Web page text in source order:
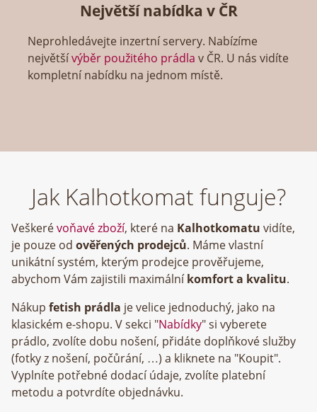
Největší nabídka v ČR
Neprohledávejte inzertní servery. Nabízíme
největšívýběr použitého prádla v ČR. U nás vidíte
kompletní nabídku na jednom místě.
Jak Kalhotkomat funguje?
Veškerévoňavé zboží, které na Kalhotkomatu vidíte,
je pouze od ověřených prodejců. Máme vlastní
unikátní systém, kterým prodejce prověřujeme,
abychom Vám zajistili maximálníkomfort a kvalitu.
Nákup fetish prádla je velice jednoduchý, jako na
klasickém e-shopu. V sekci "Nabídky" si vyberete
prádlo, zvolíte dobu nošení, přidáte doplňkové služby
(fotky z nošení, počůrání, …) a kliknete na "Koupit".
Vyplníte potřebné dodací údaje, zvolíte platební
metodu a potvrdíte objednávku.